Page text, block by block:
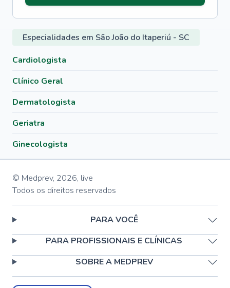
Especialidades em São João do Itaperiú - SC
Cardiologista
Clínico Geral
Dermatologista
Geriatra
Ginecologista
© Medprev, 2026, live
Todos os direitos reservados
PARA VOCÊ
PARA PROFISSIONAIS E CLÍNICAS
SOBRE A MEDPREV